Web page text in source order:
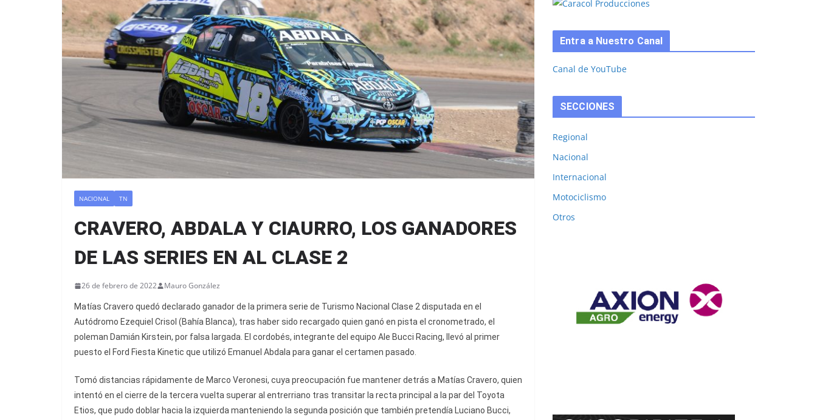
NACIONAL TN
CRAVERO, ABDALA Y CIAURRO, LOS GANADORES
DE LAS SERIES EN AL CLASE 2
26 de febrero de 2022 Mauro González
Matías Cravero quedó declarado ganador de la primera serie de Turismo Nacional Clase 2 disputada en el
Autódromo Ezequiel Crisol (Bahía Blanca), tras haber sido recargado quien ganó en pista el cronometrado, el
poleman Damián Kirstein, por falsa largada. El cordobés, integrante del equipo Ale Bucci Racing, llevó al primer
puesto el Ford Fiesta Kinetic que utilizó Emanuel Abdala para ganar el certamen pasado.
Tomó distancias rápidamente de Marco Veronesi, cuya preocupación fue mantener detrás a Matías Cravero, quien
intentó en el cierre de la tercera vuelta superar al entrerriano tras transitar la recta principal a la par del Toyota
Etios, que pudo doblar hacia la izquierda manteniendo la segunda posición que también pretendía Luciano Bucci,
Entra a Nuestro Canal
Canal de YouTube
SECCIONES
Regional
Nacional
Internacional
Motociclismo
Otros